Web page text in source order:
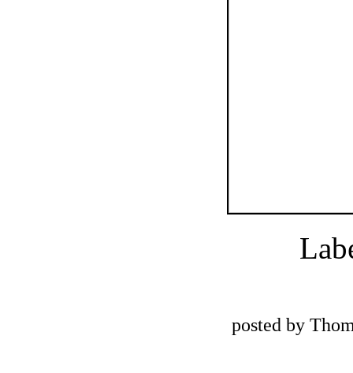
posted by